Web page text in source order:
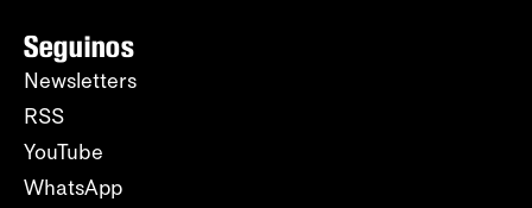
Seguinos
Newsletters
RSS
YouTube
WhatsApp